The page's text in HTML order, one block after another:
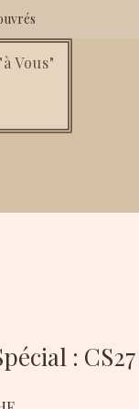
Vous"
: CS27